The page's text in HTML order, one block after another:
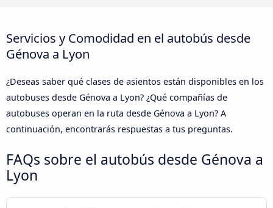
Servicios y Comodidad en el autobús desde
Génova a Lyon
¿Deseas saber qué clases de asientos están disponibles en los
autobuses desde Génova a Lyon? ¿Qué compañías de
autobuses operan en la ruta desde Génova a Lyon? A
continuación, encontrarás respuestas a tus preguntas.
FAQs sobre el autobús desde Génova a
Lyon